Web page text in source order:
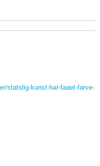
statslig-kunst-har-faaet-farve-